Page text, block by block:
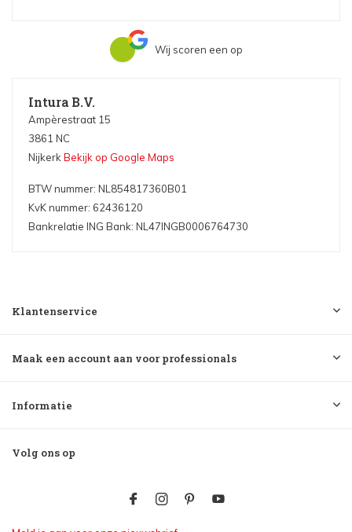
Wij scoren een op
Intura B.V.
Ampèrestraat 15
3861 NC
Nijkerk Bekijk op Google Maps
BTW nummer: NL854817360B01
KvK nummer: 62436120
Bankrelatie ING Bank: NL47INGB0006764730
Klantenservice
Maak een account aan voor professionals
Informatie
Volg ons op